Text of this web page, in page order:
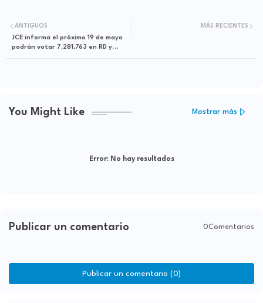
MÁS RECIENTES
ANTIGUOS
JCE informa el próximo 19 de mayo
podrán votar 7,281,763 en RD y
You Might Like Mostrar más
Error:No hay resultados
Publicar un comentario 0Comentarios
Publicar un comentario (0)